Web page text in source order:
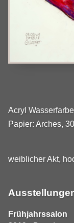
Acryl
Papier: Arches,
weiblicher Akt,
Frühjahrssalon